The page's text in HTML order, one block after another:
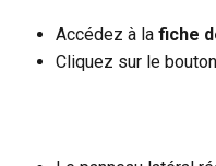
Accédez à la fiche
Cliquez sur le bouton